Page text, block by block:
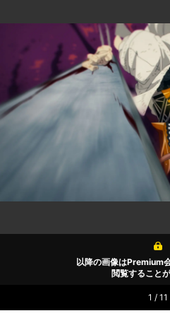
以降の画像はPremium
閲覧すること
1 / 11